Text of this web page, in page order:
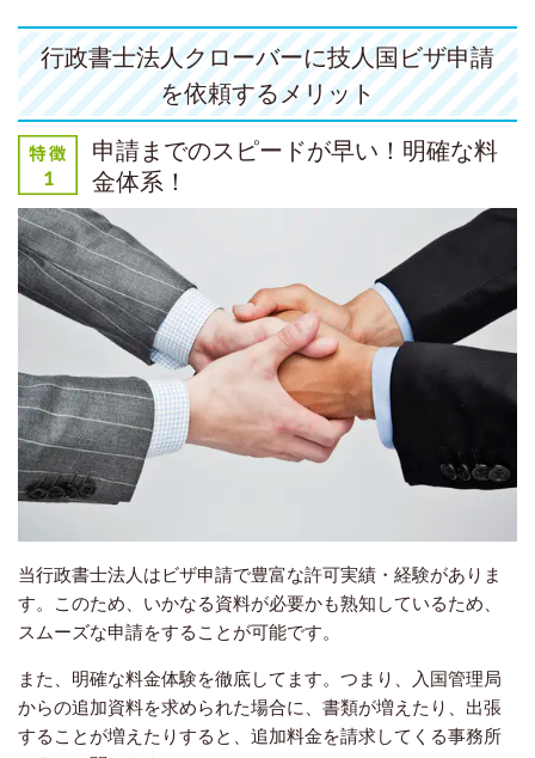
行政書士法人クローバーに技人国ビザ申請
を依頼するメリット
申請までのスピードが早い！明確な料
金体系！
当行政書士法人はビザ申請で豊富な許可実績・経験がありま
す。このため、いかなる資料が必要かも熟知しているため、
スムーズな申請をすることが可能です。
また、明確な料金体験を徹底してます。つまり、入国管理局
からの追加資料を求められた場合に、書類が増えたり、出張
することが増えたりすると、追加料金を請求してくる事務所